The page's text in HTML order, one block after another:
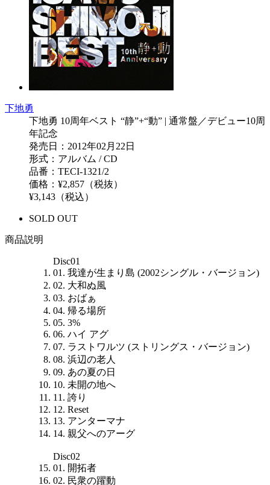
下地勇
下地勇 10周年ベスト “静”+“動” | 通常盤／デビュー10周
年記念
発売日：2012年02月22日
形式：アルバム / CD
品番：TECI-1321/2
価格：¥2,857（税抜）
¥3,143（税込）
SOLD OUT
商品説明
Disc01
01. 我達が生まり島 (2002シングル・バージョン)
02. 大和ぬ風
03. おばぁ
04. 帰る場所
05. 3%
06. ハイ アグ
07. ラストワルツ (ストリングス・バージョン)
08. 浜辺の老人
09. あの夏の日
10. 未開の地へ
11. 誇り
12. Reset
13. アンターマナ
14. 親父へのアーグ
Disc02
01. 開拓者
02. 民衆の躍動